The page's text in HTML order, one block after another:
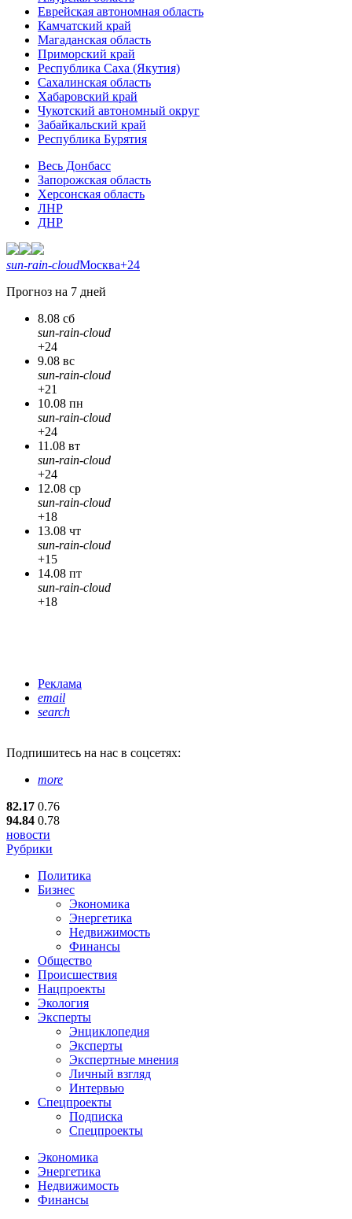
Еврейская автономная область
Камчатский край
Магаданская область
Приморский край
Республика Саха (Якутия)
Сахалинская область
Хабаровский край
Чукотский автономный округ
Забайкальский край
Республика Бурятия
Весь Донбасс
Запорожская область
Херсонская область
ЛНР
ДНР
sun-rain-cloudМосква+24
Прогноз на 7 дней
8.08 сб
sun-rain-cloud
+24
9.08 вс
sun-rain-cloud
+21
10.08 пн
sun-rain-cloud
+24
11.08 вт
sun-rain-cloud
+24
12.08 ср
sun-rain-cloud
+18
13.08 чт
sun-rain-cloud
+15
14.08 пт
sun-rain-cloud
+18
Реклама
email
search
Подпишитесь на нас в соцсетях:
more
82.17 0.76
94.84 0.78
новости
Рубрики
Политика
Бизнес
Экономика
Энергетика
Недвижимость
Финансы
Общество
Происшествия
Нацпроекты
Экология
Эксперты
Энциклопедия
Эксперты
Экспертные мнения
Личный взгляд
Интервью
Спецпроекты
Подписка
Спецпроекты
Экономика
Энергетика
Недвижимость
Финансы